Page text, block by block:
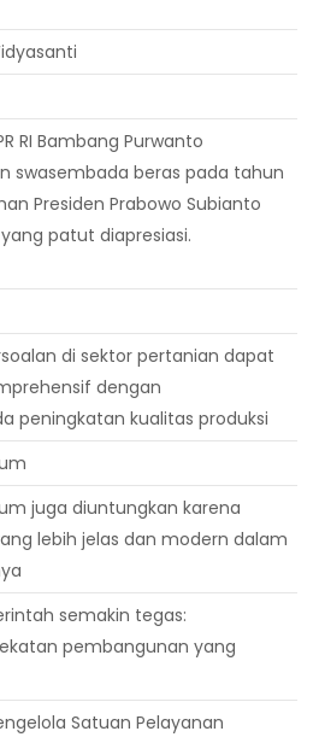
RI Bambang Purwanto
swasembada beras pada tahun
Presiden Prabowo Subianto
patut diapresiasi.
di sektor pertanian dapat
dengan
peningkatan kualitas produksi
juga diuntungkan karena
lebih jelas dan modern dalam
semakin tegas:
pembangunan yang
Satuan Pelayanan